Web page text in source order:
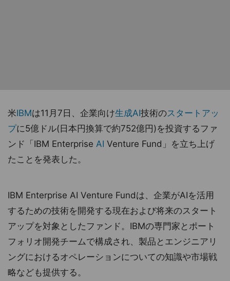
米IBMは11月7日、企業向け生成AI技術のスタートアッ
プに5億ドル(日本円換算で約752億円)を投資するファ
ンド「IBM Enterprise AI Venture Fund」を立ち上げ
たことを発表した。
IBM Enterprise AI Venture Fundは、企業がAIを活用
するための技術を開発する現在および将来のスタート
アップを対象としたファンド。IBMの専門家とポート
フォリオ開発チームで構成され、製品とエンジニアリ
ングにおけるオペレーションについての知識や市場戦
略なども提供する。